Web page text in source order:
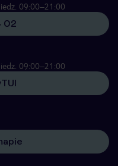
09:00–21:00
02
09:00–21:00